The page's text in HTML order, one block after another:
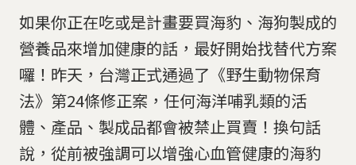
如果你正在吃或是計畫要買海豹、海狗製成的
營養品來增加健康的話，最好開始找替代方案
囉！昨天，台灣正式通過了《野生動物保育
法》第24條修正案，任何海洋哺乳類的活
體、產品、製成品都會被禁止買賣！換句話
說，從前被強調可以增強心血管健康的海豹